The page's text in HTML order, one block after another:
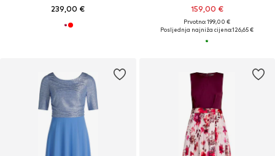
239,00 € 159,00 €
Prvotno: 199,00 €
Posljednja najniža cijena:126,65 €